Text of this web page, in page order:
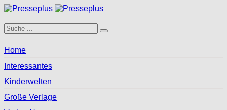
Home
Interessantes
Kinderwelten
Große Verlage